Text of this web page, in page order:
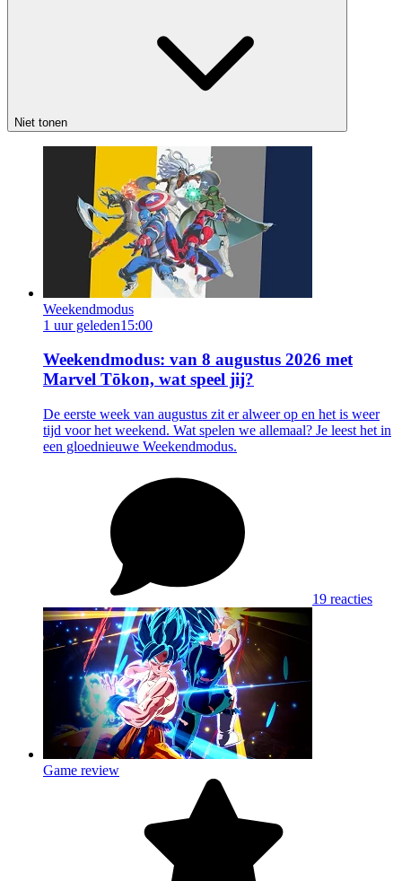
Niet tonen
Weekendmodus
1 uur geleden15:00
Weekendmodus: van 8 augustus 2026 met
Marvel Tōkon, wat speel jij?
De eerste week van augustus zit er alweer op en het is weer
tijd voor het weekend. Wat spelen we allemaal? Je leest het in
een gloednieuwe Weekendmodus.
19 reacties
Game review